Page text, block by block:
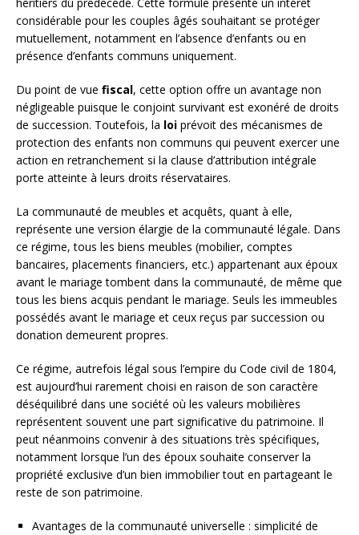
considérable pour les couples âgés souhaitant se protéger
mutuellement, notamment en l’absence d’enfants ou en
présence d’enfants communs uniquement.
Du point de vue fiscal, cette option offre un avantage non
négligeable puisque le conjoint survivant est exonéré de droits
de succession. Toutefois, la loi prévoit des mécanismes de
protection des enfants non communs qui peuvent exercer une
action en retranchement si la clause d’attribution intégrale
porte atteinte à leurs droits réservataires.
La communauté de meubles et acquêts, quant à elle,
représente une version élargie de la communauté légale. Dans
ce régime, tous les biens meubles (mobilier, comptes
bancaires, placements financiers, etc.) appartenant aux époux
avant le mariage tombent dans la communauté, de même que
tous les biens acquis pendant le mariage. Seuls les immeubles
possédés avant le mariage et ceux reçus par succession ou
donation demeurent propres.
Ce régime, autrefois légal sous l’empire du Code civil de 1804,
est aujourd’hui rarement choisi en raison de son caractère
déséquilibré dans une société où les valeurs mobilières
représentent souvent une part significative du patrimoine. Il
peut néanmoins convenir à des situations très spécifiques,
notamment lorsque l’un des époux souhaite conserver la
propriété exclusive d’un bien immobilier tout en partageant le
reste de son patrimoine.
Avantages de la communauté universelle : simplicité de